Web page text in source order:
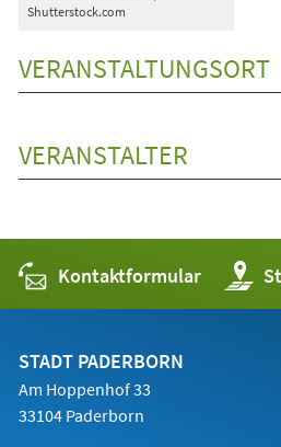
Shutterstock.com
VERANSTALTUNGSORT
VERANSTALTER
Kontaktformular
in
einem
STADT PADERBORN
Am Hoppenhof 33
33104 Paderborn